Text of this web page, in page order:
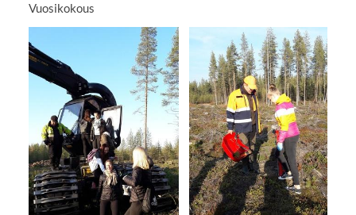
Vuosikokous